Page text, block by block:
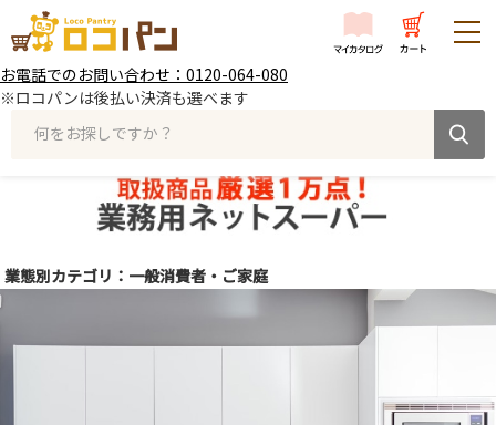
お電話でのお問い合わせ：0120-064-080
※ロコパンは後払い決済も選べます
何をお探しですか？
業態別カテゴリ：一般消費者・ご家庭